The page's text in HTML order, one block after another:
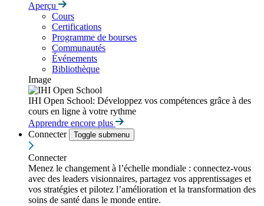
Aperçu
Cours
Certifications
Programme de bourses
Communautés
Événements
Bibliothèque
Image
IHI Open School: Développez vos compétences grâce à des
cours en ligne à votre rythme
Apprendre encore plus
Connecter
Toggle submenu
Connecter
Menez le changement à l’échelle mondiale : connectez-vous
avec des leaders visionnaires, partagez vos apprentissages et
vos stratégies et pilotez l’amélioration et la transformation des
soins de santé dans le monde entire.